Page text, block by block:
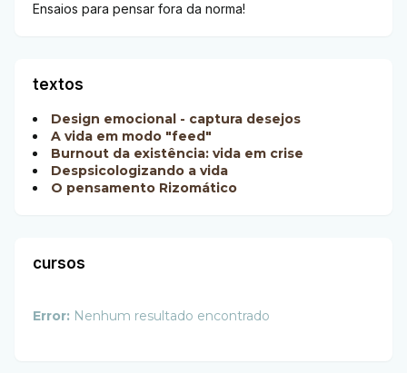
Ensaios para pensar fora da norma!
textos
Design emocional - captura desejos
A vida em modo "feed"
Burnout da existência: vida em crise
Despsicologizando a vida
O pensamento Rizomático
cursos
Error: Nenhum resultado encontrado